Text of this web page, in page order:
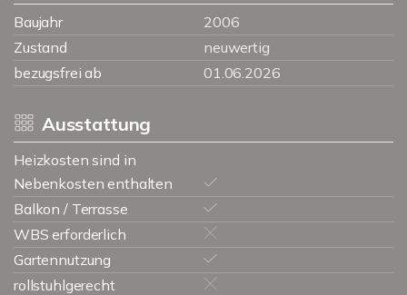
Baujahr
2006
Zustand
neuwertig
bezugsfrei ab
01.06.2026
Ausstattung
Heizkosten sind in
Nebenkosten enthalten
Balkon / Terrasse
WBS erforderlich
Gartennutzung
rollstuhlgerecht